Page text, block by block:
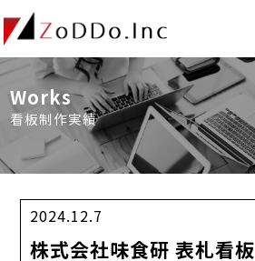
Works
看板制作実績
2024.12.7
株式会社味食研 表札看板